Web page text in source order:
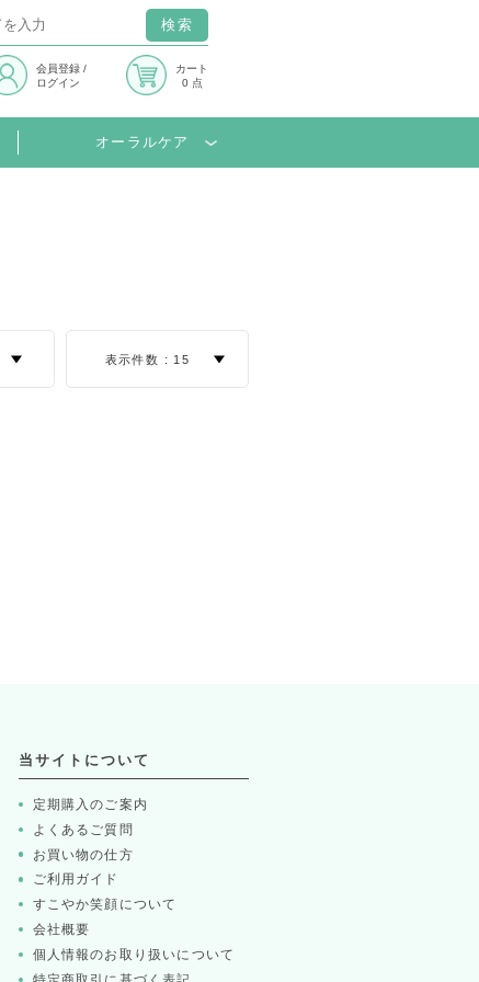
検索
会員登録/
ログイン
カート
0 点
オーラルケア
表示件数 : 15
当サイトについて
定期購入のご案内
よくあるご質問
お買い物の仕方
ご利用ガイド
すこやか笑顔について
会社概要
個人情報のお取り扱いについて